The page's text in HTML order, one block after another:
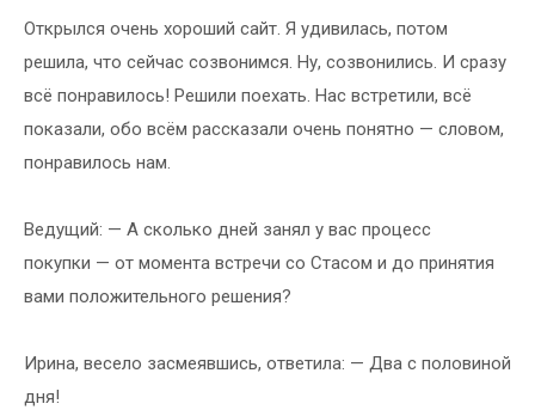
Открылся очень хороший сайт. Я удивилась, потом
решила, что сейчас созвонимся. Ну, созвонились. И сразу
всё понравилось! Решили поехать. Нас встретили, всё
показали, обо всём рассказали очень понятно — словом,
понравилось нам.
Ведущий: — А сколько дней занял у вас процесс
покупки — от момента встречи со Стасом и до принятия
вами положительного решения?
Ирина, весело засмеявшись, ответила: — Два с половиной
дня!